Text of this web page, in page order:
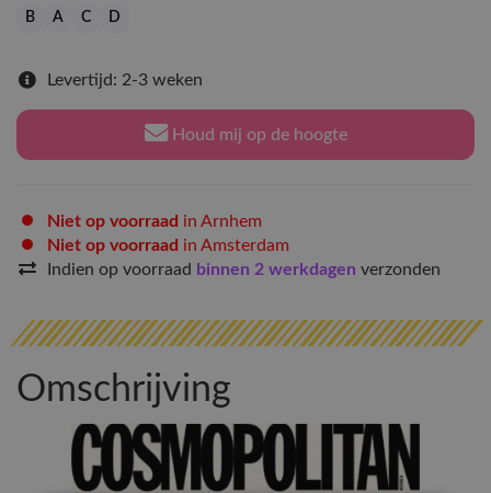
B A C D
Levertijd: 2-3 weken
Houd mij op de hoogte
Niet op voorraad in Arnhem
Niet op voorraad in Amsterdam
Indien op voorraad binnen 2 werkdagen verzonden
Omschrijving